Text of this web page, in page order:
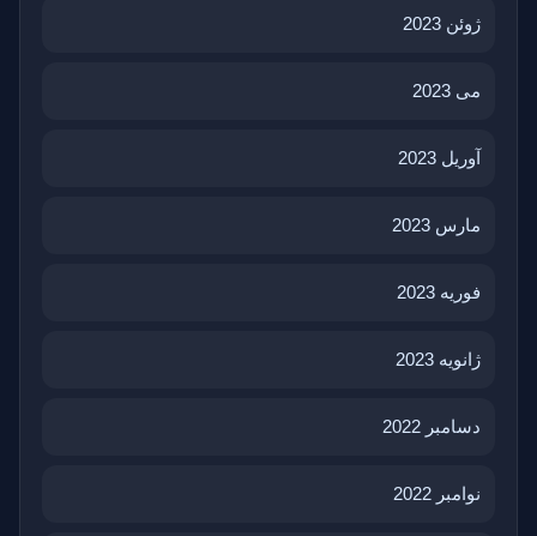
ژوئن 2023
می 2023
آوریل 2023
مارس 2023
فوریه 2023
ژانویه 2023
دسامبر 2022
نوامبر 2022